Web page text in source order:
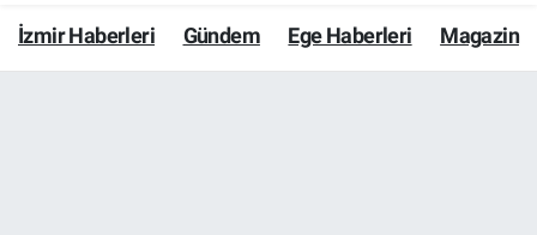
İzmir Haberleri Gündem Ege Haberleri Magazin
Resmi İlanlar